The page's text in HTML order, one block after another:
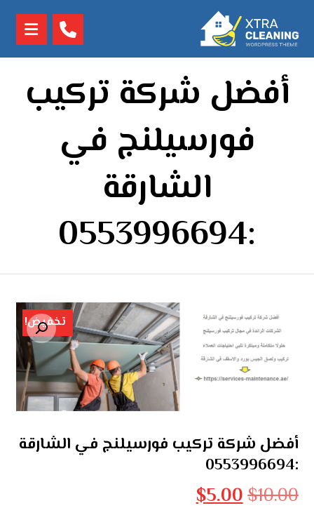
أفضل شركة تركيب
فورسيلنج في
الشارقة
:0553996694
تكبير الصورةتخفيض!
أفضل شركة تركيب فورسيلنج في الشارقة
:0553996694
$10.00
$5.00